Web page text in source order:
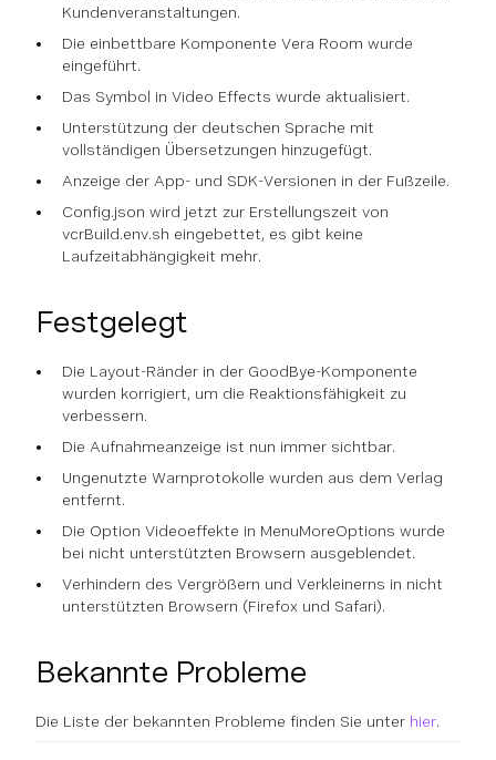
Kundenveranstaltungen.
Die einbettbare Komponente Vera Room wurde
eingeführt.
Das Symbol in Video Effects wurde aktualisiert.
Unterstützung der deutschen Sprache mit
vollständigen Übersetzungen hinzugefügt.
Anzeige der App- und SDK-Versionen in der Fußzeile.
Config.json wird jetzt zur Erstellungszeit von
vcrBuild.env.sh eingebettet, es gibt keine
Laufzeitabhängigkeit mehr.
Festgelegt
Die Layout-Ränder in der GoodBye-Komponente
wurden korrigiert, um die Reaktionsfähigkeit zu
verbessern.
Die Aufnahmeanzeige ist nun immer sichtbar.
Ungenutzte Warnprotokolle wurden aus dem Verlag
entfernt.
Die Option Videoeffekte in MenuMoreOptions wurde
bei nicht unterstützten Browsern ausgeblendet.
Verhindern des Vergrößern und Verkleinerns in nicht
unterstützten Browsern (Firefox und Safari).
Bekannte Probleme
Die Liste der bekannten Probleme finden Sie unter hier.